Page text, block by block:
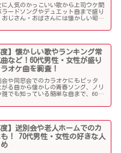
に人気のかっこいい歌から上司ウケ間
ラードソングやデュエット曲まで盛り
おじさん・おばさんには懐かしい昭和
数。みんなが知っている曲は音痴でも
度】懐かしい歌やランキング常
など！60代男性・女性が盛り
オケ曲を調査！
会や同窓会でのカラオケにもピッタ
がる曲から懐かしの青春ソング、ノリ
誰でも知っている簡単な曲まで、60代
ます！
度】送別会や老人ホームでのカ
！ 70代男性・女性の好きな人